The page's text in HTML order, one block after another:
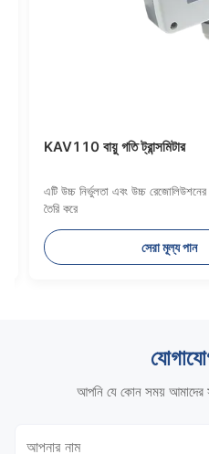
KAV110 বায়ু গতি ট্রান্সমিটার
এটি উচ্চ নির্ভুলতা এবং উচ্চ রেজোলিউশনের
তৈরি করে
সেরা মূল্য পান
আপনি যে কোন সময় আমাদের